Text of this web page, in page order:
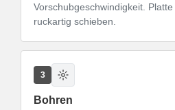
Vorschubgeschwindigkeit.
ruckartig schieben.
3
Bohren